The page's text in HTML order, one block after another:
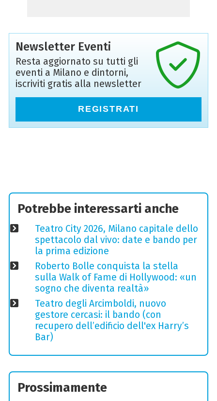
Newsletter Eventi
Resta aggiornato su tutti gli
eventi a Milano e dintorni,
iscriviti gratis alla newsletter
REGISTRATI
Potrebbe interessarti anche
Teatro City 2026, Milano capitale dello
spettacolo dal vivo: date e bando per
la prima edizione
Roberto Bolle conquista la stella
sulla Walk of Fame di Hollywood: «un
sogno che diventa realtà»
Teatro degli Arcimboldi, nuovo
gestore cercasi: il bando (con
recupero dell’edificio dell'ex Harry’s
Bar)
Prossimamente